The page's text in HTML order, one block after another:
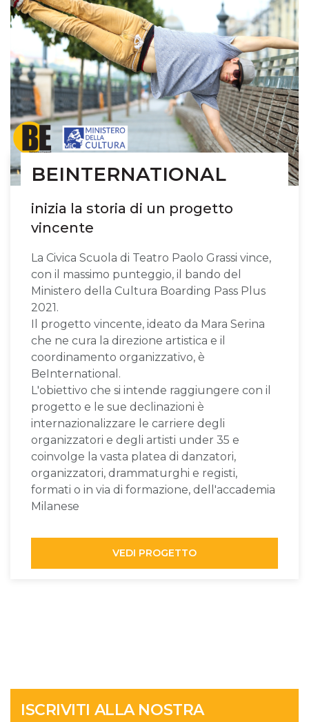
BEINTERNATIONAL
inizia la storia di un progetto
vincente
La Civica Scuola di Teatro Paolo Grassi vince,
con il massimo punteggio, il bando del
Ministero della Cultura Boarding Pass Plus
2021.
Il progetto vincente, ideato da Mara Serina
che ne cura la direzione artistica e il
coordinamento organizzativo, è
BeInternational.
L'obiettivo che si intende raggiungere con il
progetto e le sue declinazioni è
internazionalizzare le carriere degli
organizzatori e degli artisti under 35 e
coinvolge la vasta platea di danzatori,
organizzatori, drammaturghi e registi,
formati o in via di formazione, dell'accademia
Milanese
VEDI PROGETTO
ISCRIVITI ALLA NOSTRA